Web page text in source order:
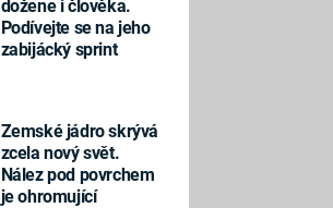
dožene i člověka.
Podívejte se na jeho
zabijácký sprint
Zemské jádro skrývá
zcela nový svět.
Nález pod povrchem
je ohromující